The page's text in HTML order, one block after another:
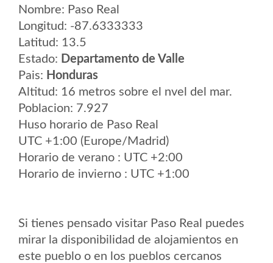
Nombre: Paso Real
Longitud: -87.6333333
Latitud: 13.5
Estado: Departamento de Valle
Pais: Honduras
Altitud: 16 metros sobre el nvel del mar.
Poblacion: 7.927
Huso horario de Paso Real
UTC +1:00 (Europe/Madrid)
Horario de verano : UTC +2:00
Horario de invierno : UTC +1:00
Si tienes pensado visitar Paso Real puedes
mirar la disponibilidad de alojamientos en
este pueblo o en los pueblos cercanos